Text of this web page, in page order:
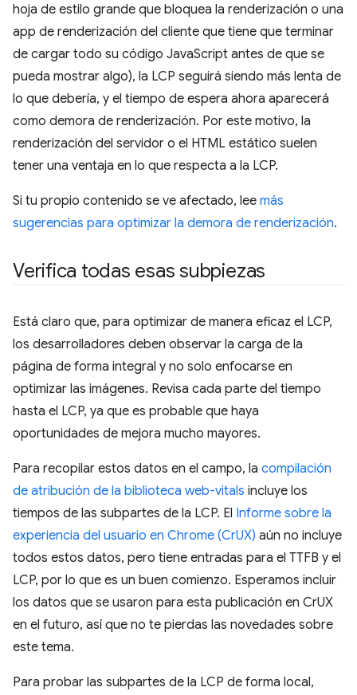
hoja de estilo grande que bloquea la renderización o una
app de renderización del cliente que tiene que terminar
de cargar todo su código JavaScript antes de que se
pueda mostrar algo), la LCP seguirá siendo más lenta de
lo que debería, y el tiempo de espera ahora aparecerá
como demora de renderización. Por este motivo, la
renderización del servidor o el HTML estático suelen
tener una ventaja en lo que respecta a la LCP.
Si tu propio contenido se ve afectado, lee más
sugerencias para optimizar la demora de renderización.
Verifica todas esas subpiezas
Está claro que, para optimizar de manera eficaz el LCP,
los desarrolladores deben observar la carga de la
página de forma integral y no solo enfocarse en
optimizar las imágenes. Revisa cada parte del tiempo
hasta el LCP, ya que es probable que haya
oportunidades de mejora mucho mayores.
Para recopilar estos datos en el campo, la compilación
de atribución de la biblioteca web-vitals incluye los
tiempos de las subpartes de la LCP. El Informe sobre la
experiencia del usuario en Chrome (CrUX) aún no incluye
todos estos datos, pero tiene entradas para el TTFB y el
LCP, por lo que es un buen comienzo. Esperamos incluir
los datos que se usaron para esta publicación en CrUX
en el futuro, así que no te pierdas las novedades sobre
este tema.
Para probar las subpartes de la LCP de forma local,